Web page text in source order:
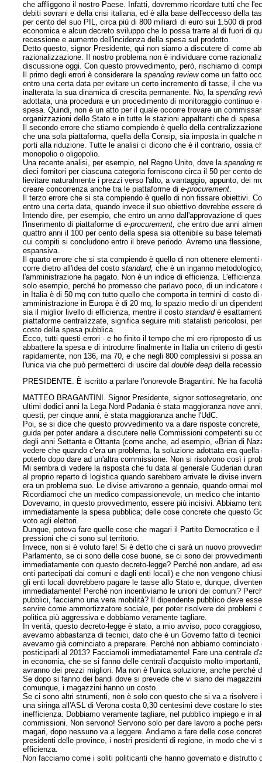
che affliggono il nostro Paese. Infatti, dovremmo ricordare tutti che
debiti sovrani e della crisi italiana, ed è alla base dell'eccesso della
per cento del suo PIL, circa più di 800 miliardi di euro sui 1.500 di
economica e alcun decreto sviluppo che lo possa trarre al di fuori di
recessione e aumento dell'incidenza della spesa sul prodotto.
Detto questo, signor Presidente, qui non siamo a discutere di come
razionalizzazione. Il nostro problema non è individuare come
discussione oggi. Con questo provvedimento, però, rischiamo di
Il primo degli errori è considerare laspending reviewcome un fatto
entro una certa data per evitare un certo incremento di tasse, il che
inalterata la sua dinamica di crescita permanente. No, laspending
adottata, una procedura e un procedimento di monitoraggio continuo
spesa. Quindi, non è un atto per il quale occorre trovare un
organizzazioni dello Stato e in tutte le stazioni appaltanti che di
Il secondo errore che stiamo compiendo è quello della
che una sola piattaforma, quella della Consip, sia imposta in
porti alla riduzione. Tutte le analisi ci dicono che è il contrario, ossia
monopolio o oligopolio.
Una recente analisi, per esempio, nel Regno Unito, dove laspending
dieci fornitori per ciascuna categoria forniscono circa il 50 per cento
lievitare naturalmente i prezzi verso l'alto, a vantaggio, appunto, dei
creare concorrenza anche tra le piattaforme die-procurement
Il terzo errore che si sta compiendo è quello di non fissare obiettivi.
entro una certa data, quando invece il suo obiettivo dovrebbe
Intendo dire, per esempio, che entro un anno dall'approvazione di
l'inserimento di piattaforme die-procurement, che entro due anni
quattro anni il 100 per cento della spesa sia ottenibile su base
cui compiti si concludono entro il breve periodo. Avremo una
espansiva.
Il quarto errore che si sta compiendo è quello di non ottenere
corre dietro all'idea del costostandard, che è un inganno
l'amministrazione ha pagato. Non è un indice di efficienza.
solo esempio, perché ho promesso che parlavo poco, di un
in Italia è di 50 mq con tutto quello che comporta in termini di costo
amministrazione in Europa è di 20 mq, lo spazio medio di un
sia il miglior livello di efficienza, mentre il costostandardè
piattaforme centralizzate, significa seguire miti statalisti pericolosi,
costo della spesa pubblica.
Ecco, tutti questi errori - e ho finito il tempo che mi ero riproposto di
abbattere la spesa e di introdurre finalmente in Italia un criterio di
rapidamente, non 136, ma 70, e che negli 800 complessivi si possa
l'unica via che può permetterci di uscire daldouble deep della
PRESIDENTE. È iscritto a parlare l'onorevole Bragantini. Ne ha
MATTEO BRAGANTINI. Signor Presidente, signor sottosegretario,
ultimi dodici anni la Lega Nord Padania è stata maggioranza nove
questi, per cinque anni, è stata maggioranza anche l'UdC.
Poi, se si dice che questo provvedimento va a dare risposte
guida per poter andare a discutere nelle Commissionicompetenti su
degli anni Settanta e Ottanta (come anche, ad esempio, «Brian di
vedere che quando c'era un problema, la soluzione adottata era
poterlo dopo dare ad un'altra commissione. Non si risolvono così i
Mi sembra di vedere la risposta che fu data al generale Guderian
al proprio reparto di logistica quando sarebbero arrivate le divise
era un problema suo. Le divise arrivarono a gennaio, quando ormai
Ricordiamoci che un medico compassionevole, un medico che
Dovevamo, in questo provvedimento, essere più incisivi. Abbiamo
immediatamente la spesa pubblica; delle cose concrete che questo
voto agli elettori.
Dunque, poteva fare quelle cose che magari il Partito Democratico e
pressioni che ci sono sul territorio.
Invece, non si è voluto fare! Si è detto che ci sarà un nuovo
Parlamento, se ci sono delle cose buone, se ci sono dei
immediatamente con questo decreto-legge? Perché non andare, ad
enti partecipati dai comuni e dagli enti locali) e che non vengono
gli enti locali dovrebbero pagare le tasse allo Stato e, dunque,
immediatamente! Perché non incentiviamo le unioni dei comuni?
pubblici, facciamo una vera mobilità? Il dipendente pubblico deve
servire come ammortizzatore sociale, per poter risolvere dei
politica più aggressiva e dobbiamo veramente tagliare.
In verità, questo decreto-legge è stato, a mio avviso, poco
avevamo abbastanza di tecnici, dato che è un Governo fatto di
avevamo già cominciato a preparare. Perché non abbiamo
posticiparli al 2013? Facciamoli immediatamente! Fare una centrale
in economia, che se si fanno delle centrali d'acquisto molto
avranno dei prezzi migliori. Ma non è l'unica soluzione, anche
Se dopo si fanno dei bandi dove si prevede che vi siano dei
comunque, i magazzini hanno un costo.
Se ci sono altri strumenti, non è solo con questo che si va a
unasiringa all'ASL di Verona costa 0,30 centesimi deve costare lo
inefficienza. Dobbiamo veramente tagliare, nel pubblico impiego e in
commissioni. Non servono! Servono solo per dare lavoro a poche
magari, dopo nessuno va a leggere. Andiamo a fare delle cose
presidenti delle province, i nostri presidenti di regione, in modo che
efficienza.
Non facciamo come i soliti politicanti che hanno governato e